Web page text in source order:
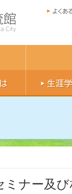
ミナー及